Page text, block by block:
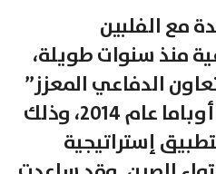
مع الفلبين
منذ سنوات طويلة،
الدفاعي المعزز”
خلال فترة ولاية باراك أوباما عام 2014، وذلك
إستراتيجية